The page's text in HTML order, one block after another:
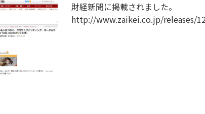
財経新聞に掲載されました。
http://www.zaikei.co.jp/releases/